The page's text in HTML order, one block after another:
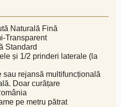
Naturală Fină
Transparent
Standard
și 1/2 prinderi laterale (la
sau rejansă multifuncțională
Doar curățare
pe metru pătrat